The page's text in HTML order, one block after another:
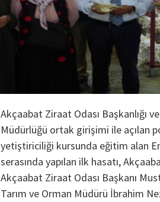
Akçaabat Ziraat Odası Başkanlığı
Müdürlüğü ortak girişimi ile açılan
yetiştiriciliği kursunda eğitim alan
serasında yapılan ilk hasatı,
Akçaabat Ziraat Odası Başkanı
Tarım ve Orman Müdürü İbrahim